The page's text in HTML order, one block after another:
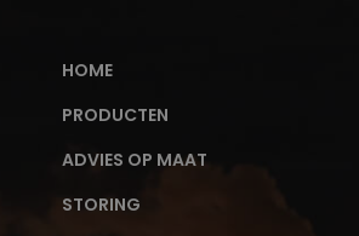
HOME
PRODUCTEN
ADVIES OP MAAT
STORING